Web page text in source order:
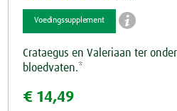
Voedingssupplement 
Crataegus en Valeriaan ter
bloedvaten.*
€ 14,49